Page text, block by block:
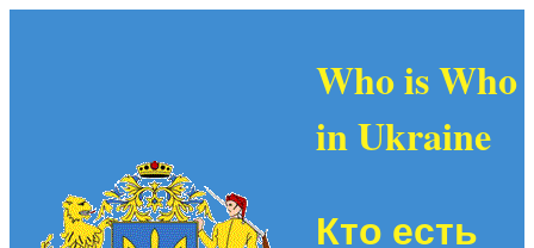
Who is Who
in Ukraine
Кто есть